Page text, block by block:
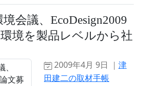
会議、EcoDesign2009
境を製品レベルから社
2009年4月 9日 ｜ 津
田建二の取材手帳